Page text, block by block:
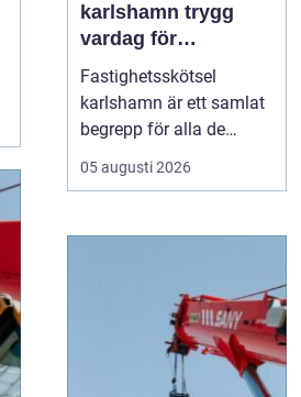
karlshamn trygg
vardag för
fastighetsägare
Fastighetsskötsel
karlshamn är ett samlat
begrepp för alla de
insatser som håller en
fastighet ren, trygg och
Professionell skötsel av
byggnader mår bättre,
boende trivs mer och
fastighetsägare får ...
05 augusti 2026